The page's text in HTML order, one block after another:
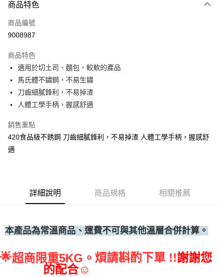
運送方式
• 付款後全家取貨
• 付款後7-11取貨
每筆NT$60，滿NT$699(含以上)免運費
(請點開選項勾選)
每筆NT$250
商品特色
商品編號
9008987
商品特色
適用於切土司、麵包，較軟的產品
馬氏體不鏽鋼，不易生鏽
刀齒細膩鋒利，不易掉渣
人體工學手柄，握感舒適
銷售重點
420食品級不銹鋼 刀齒細膩鋒利，不易掉渣 人體工學手柄，握感舒
適
詳細說明 商品規格 相關推薦
本產品為常溫商品、運費不可與其他溫層合併計算。
🌟超商限重5KG。 煩請斟酌下單 !!謝謝您
的配合☺